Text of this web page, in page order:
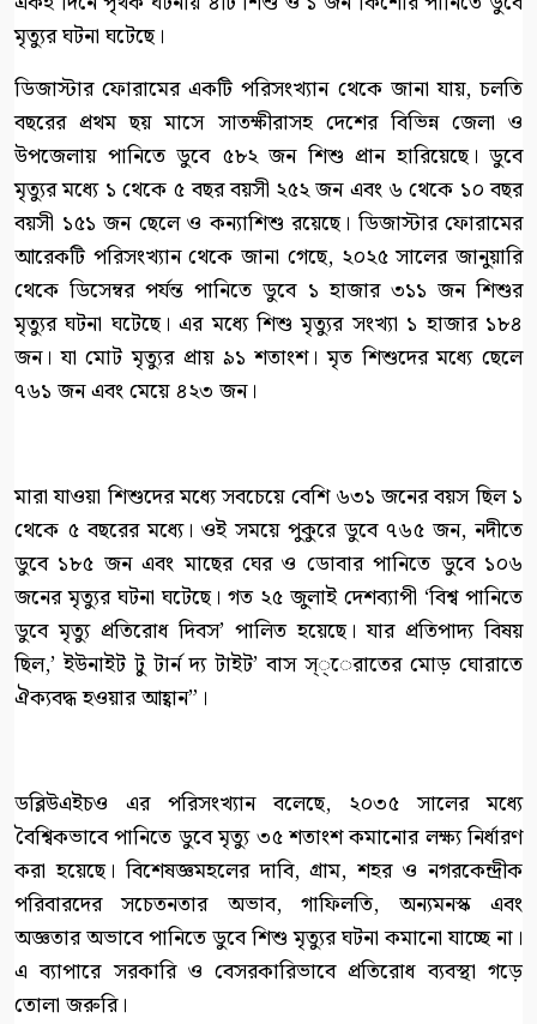
মৃত্যুর ঘটনা ঘটেছে।
ডিজাস্টার ফোরামের একটি পরিসংখ্যান থেকে জানা যায়, চলতি
বছরের প্রথম ছয় মাসে সাতক্ষীরাসহ দেশের বিভিন্ন জেলা ও
উপজেলায় পানিতে ডুবে ৫৮২ জন শিশু প্রান হারিয়েছে। ডুবে
মৃত্যুর মধ্যে ১ থেকে ৫ বছর বয়সী ২৫২ জন এবং ৬ থেকে ১০ বছর
বয়সী ১৫১ জন ছেলে ও কন্যাশিশু রয়েছে। ডিজাস্টার ফোরামের
আরেকটি পরিসংখ্যান থেকে জানা গেছে, ২০২৫ সালের জানুয়ারি
থেকে ডিসেম্বর পর্যন্ত পানিতে ডুবে ১ হাজার ৩১১ জন শিশুর
মৃত্যুর ঘটনা ঘটেছে। এর মধ্যে শিশু মৃত্যুর সংখ্যা ১ হাজার ১৮৪
জন। যা মোট মৃত্যুর প্রায় ৯১ শতাংশ। মৃত শিশুদের মধ্যে ছেলে
৭৬১ জন এবং মেয়ে ৪২৩ জন।
মারা যাওয়া শিশুদের মধ্যে সবচেয়ে বেশি ৬৩১ জনের বয়স ছিল ১
থেকে ৫ বছরের মধ্যে। ওই সময়ে পুকুরে ডুবে ৭৬৫ জন, নদীতে
ডুবে ১৮৫ জন এবং মাছের ঘের ও ডোবার পানিতে ডুবে ১০৬
জনের মৃত্যুর ঘটনা ঘটেছে। গত ২৫ জুলাই দেশব্যাপী ‘বিশ্ব পানিতে
ডুবে মৃত্যু প্রতিরোধ দিবস’ পালিত হয়েছে। যার প্রতিপাদ্য বিষয়
ছিল,’ ইউনাইট টু টার্ন দ্য টাইট’ বাস স্্েরাতের মোড় ঘোরাতে
ঐক্যবদ্ধ হওয়ার আহ্বান”।
ডব্লিউএইচও এর পরিসংখ্যান বলেছে, ২০৩৫ সালের মধ্যে
বৈশ্বিকভাবে পানিতে ডুবে মৃত্যু ৩৫ শতাংশ কমানোর লক্ষ্য নির্ধারণ
করা হয়েছে। বিশেষজ্ঞমহলের দাবি, গ্রাম, শহর ও নগরকেন্দ্রীক
পরিবারদের সচেতনতার অভাব, গাফিলতি, অন্যমনস্ক এবং
অজ্ঞতার অভাবে পানিতে ডুবে শিশু মৃত্যুর ঘটনা কমানো যাচ্ছে না।
এ ব্যাপারে সরকারি ও বেসরকারিভাবে প্রতিরোধ ব্যবস্থা গড়ে
তোলা জরুরি।